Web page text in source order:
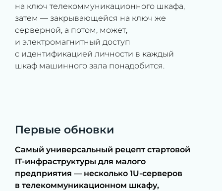
на ключ телекоммуникационного шкафа,
затем — закрывающейся на ключ же
серверной, а потом, может,
и электромагнитный доступ
с идентификацией личности в каждый
шкаф машинного зала понадобится.
Первые обновки
Самый универсальный рецепт стартовой
IT-инфраструктуры для малого
предприятия — несколько 1U-серверов
в телекоммуникационном шкафу,